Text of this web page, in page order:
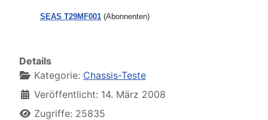
SEAS T29MF001 (Abonnenten)
Details
Kategorie: Chassis-Teste
Veröffentlicht: 14. März 2008
Zugriffe: 25835